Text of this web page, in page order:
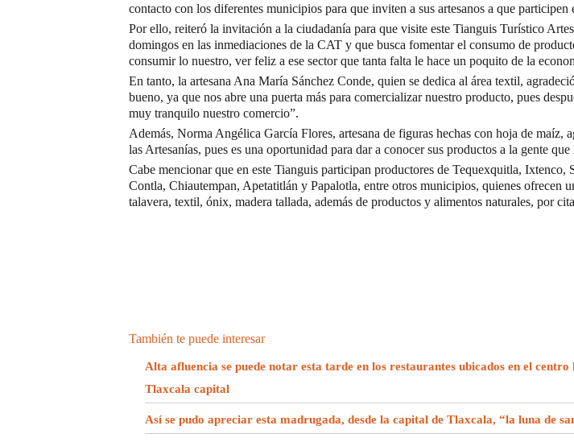
contacto con los diferentes municipios para que inviten a sus artesanos a que participen
Por ello, reiteró la invitación a la ciudadanía para que visite este Tianguis Turístico
domingos en las inmediaciones de la CAT y que busca fomentar el consumo de
consumir lo nuestro, ver feliz a ese sector que tanta falta le hace un poquito de la
En tanto, la artesana Ana María Sánchez Conde, quien se dedica al área textil,
bueno, ya que nos abre una puerta más para comercializar nuestro producto, pues
muy tranquilo nuestro comercio”.
Además, Norma Angélica García Flores, artesana de figuras hechas con hoja de maíz,
las Artesanías, pues es una oportunidad para dar a conocer sus productos a la gente
Cabe mencionar que en este Tianguis participan productores de Tequexquitla,
Contla, Chiautempan, Apetatitlán y Papalotla, entre otros municipios, quienes ofrecen
talavera, textil, ónix, madera tallada, además de productos y alimentos naturales, por
También te puede interesar
Alta afluencia se puede notar esta tarde en los restaurantes ubicados en el centro
Tlaxcala capital
Así se pudo apreciar esta madrugada, desde la capital de Tlaxcala, “la luna de